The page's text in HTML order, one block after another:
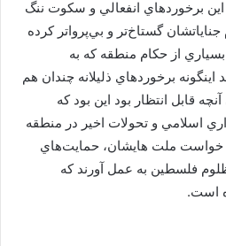
اين برخوردهاي انفعالي و سكوت ننگ
گستاخ‌تر و بي‌پرواتر كرده
از حكام منطقه كه به
برخوردهاي ذليلانه چندان هم
قابل انتظار بود اين بود كه
اسلامي و تحولات اخير در منطقه
خواست ملت هايشان، حمايت‌هاي
فلسطين به عمل آورند كه
است.